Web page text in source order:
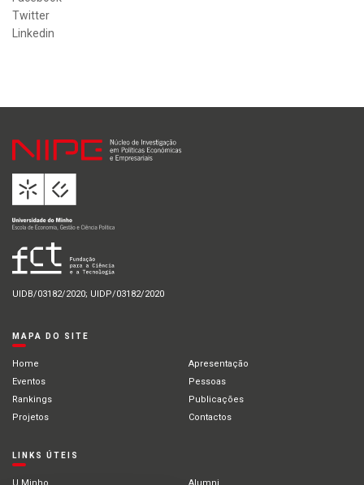
Twitter
Linkedin
UIDB/03182/2020; UIDP/03182/2020
MAPA DO SITE
Home
Apresentação
Eventos
Pessoas
Rankings
Publicações
Projetos
Contactos
LINKS ÚTEIS